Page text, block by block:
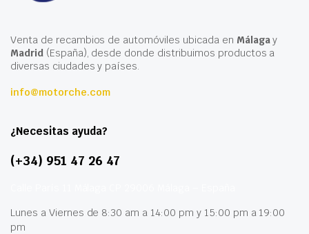
Venta de recambios de automóviles ubicada en Málagay
Madrid(España), desde donde distribuimos productos a
diversas ciudades y países.
info@motorche.com
¿Necesitas ayuda?
(+34) 951 47 26 47
Lunes a Viernes de 8:30 am a 14:00 pm y 15:00 pm a 19:00
pm